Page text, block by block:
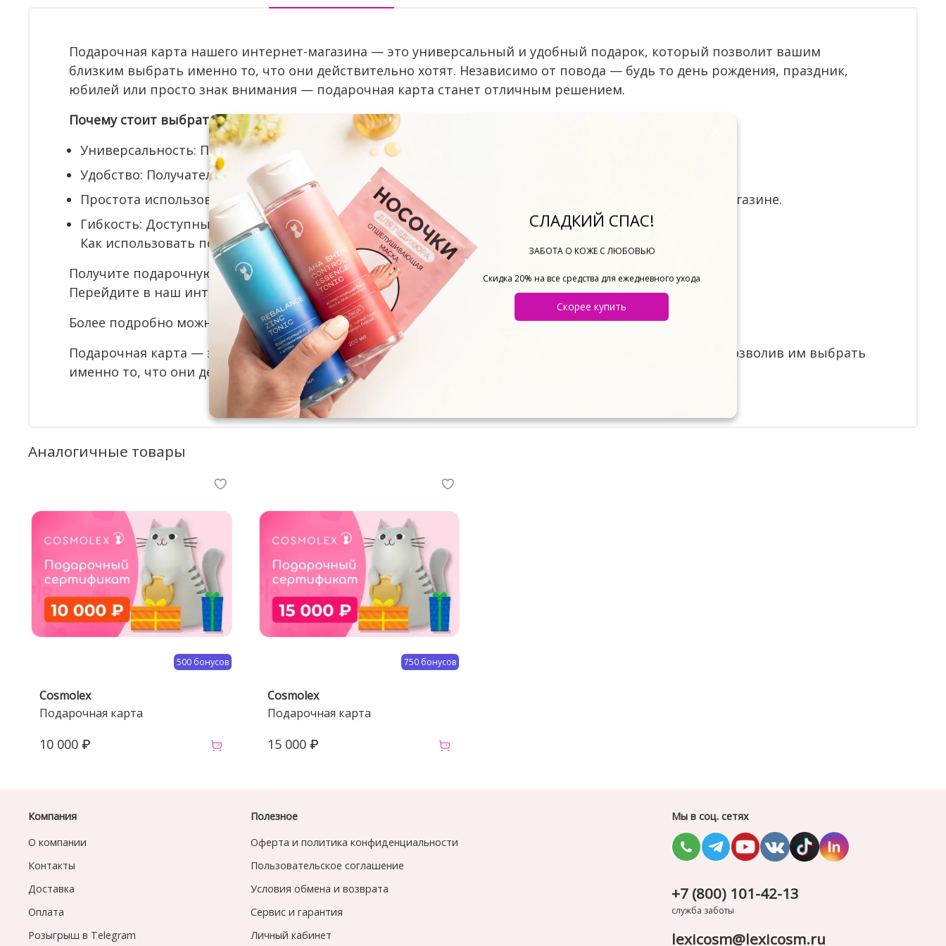
Подарочная карта нашего интернет-магазина — это универсальный и удобный подарок, который позволит вашим
близким выбрать именно то, что они действительно хотят. Независимо от повода — будь то день рождения, праздник,
юбилей или просто знак внимания — подарочная карта станет отличным решением.
Почему стоит выбрать подарочную карту?
Универсальность: Подходит для любого случая и любого человека.
Удобство: Получатель сам выбирает подарок по своему вкусу.
Простота использования: Подарочную карту можно использовать для покупок в нашем интернет-магазине.
Гибкость: Доступны различные номиналы, чтобы вы могли выбрать подходящую сумму.
Как использовать подарочную карту?
Получите подарочную карту по электронной почте или другим способом.
Перейдите в наш интернет-магазин и выберите понравившиеся товары.
Более подробно можно ознакомитсяздесь
Подарочная карта — это не просто подарок, это возможность сделать ваших близких счастливыми, позволив им выбрать
именно то, что они действительно хотят. Сделайте подарок, который запомнится надолго!
Аналогичные товары
500 бонусов
Cosmolex
Подарочная карта
10 000 ₽
750 бонусов
Cosmolex
Подарочная карта
15 000 ₽
Компания
О компании
Контакты
Доставка
Оплата
Розыгрыш в Telegram
Полезное
Оферта и политика конфиденциальности
Пользовательское соглашение
Условия обмена и возврата
Сервис и гарантия
Личный кабинет
Мы в соц. сетях
+7 (800) 101-42-13
служба заботы
lexicosm@lexicosm.ru
СЛАДКИЙ СПАС!
ЗАБОТА О КОЖЕ С ЛЮБОВЬЮ
Скидка 20% на все средства для ежедневного ухода
Скорее купить